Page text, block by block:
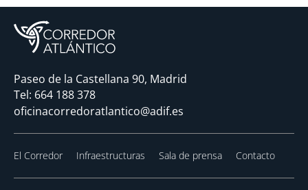
Paseo de la Castellana 90, Madrid
Tel: 664 188 378
oficinacorredoratlantico@adif.es
El Corredor Infraestructuras Sala de prensa Contacto